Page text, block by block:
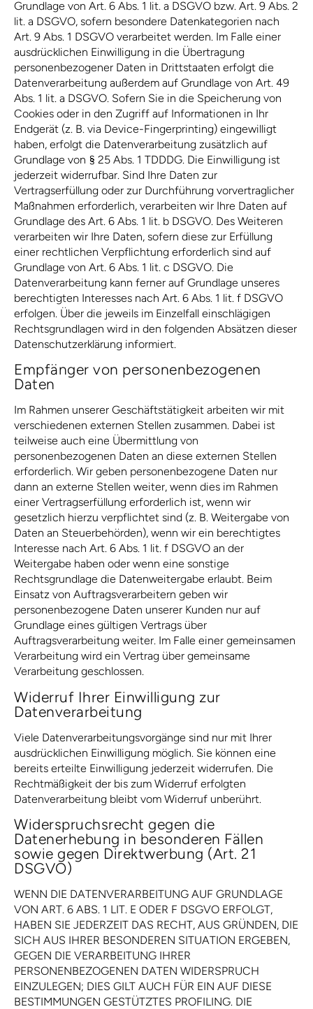
Grundlage von Art. 6 Abs. 1 lit. a DSGVO bzw. Art. 9 Abs. 2
lit. a DSGVO, sofern besondere Datenkategorien nach
Art. 9 Abs. 1 DSGVO verarbeitet werden. Im Falle einer
ausdrücklichen Einwilligung in die Übertragung
personenbezogener Daten in Drittstaaten erfolgt die
Datenverarbeitung außerdem auf Grundlage von Art. 49
Abs. 1 lit. a DSGVO. Sofern Sie in die Speicherung von
Cookies oder in den Zugriff auf Informationen in Ihr
Endgerät (z. B. via Device-Fingerprinting) eingewilligt
haben, erfolgt die Datenverarbeitung zusätzlich auf
Grundlage von § 25 Abs. 1 TDDDG. Die Einwilligung ist
jederzeit widerrufbar. Sind Ihre Daten zur
Vertragserfüllung oder zur Durchführung vorvertraglicher
Maßnahmen erforderlich, verarbeiten wir Ihre Daten auf
Grundlage des Art. 6 Abs. 1 lit. b DSGVO. Des Weiteren
verarbeiten wir Ihre Daten, sofern diese zur Erfüllung
einer rechtlichen Verpflichtung erforderlich sind auf
Grundlage von Art. 6 Abs. 1 lit. c DSGVO. Die
Datenverarbeitung kann ferner auf Grundlage unseres
berechtigten Interesses nach Art. 6 Abs. 1 lit. f DSGVO
erfolgen. Über die jeweils im Einzelfall einschlägigen
Rechtsgrundlagen wird in den folgenden Absätzen dieser
Datenschutzerklärung informiert.
Empfänger von personenbezogenen
Daten
Im Rahmen unserer Geschäftstätigkeit arbeiten wir mit
verschiedenen externen Stellen zusammen. Dabei ist
teilweise auch eine Übermittlung von
personenbezogenen Daten an diese externen Stellen
erforderlich. Wir geben personenbezogene Daten nur
dann an externe Stellen weiter, wenn dies im Rahmen
einer Vertragserfüllung erforderlich ist, wenn wir
gesetzlich hierzu verpflichtet sind (z. B. Weitergabe von
Daten an Steuerbehörden), wenn wir ein berechtigtes
Interesse nach Art. 6 Abs. 1 lit. f DSGVO an der
Weitergabe haben oder wenn eine sonstige
Rechtsgrundlage die Datenweitergabe erlaubt. Beim
Einsatz von Auftragsverarbeitern geben wir
personenbezogene Daten unserer Kunden nur auf
Grundlage eines gültigen Vertrags über
Auftragsverarbeitung weiter. Im Falle einer gemeinsamen
Verarbeitung wird ein Vertrag über gemeinsame
Verarbeitung geschlossen.
Widerruf Ihrer Einwilligung zur
Datenverarbeitung
Viele Datenverarbeitungsvorgänge sind nur mit Ihrer
ausdrücklichen Einwilligung möglich. Sie können eine
bereits erteilte Einwilligung jederzeit widerrufen. Die
Rechtmäßigkeit der bis zum Widerruf erfolgten
Datenverarbeitung bleibt vom Widerruf unberührt.
Widerspruchsrecht gegen die
Datenerhebung in besonderen Fällen
sowie gegen Direktwerbung (Art. 21
DSGVO)
WENN DIE DATENVERARBEITUNG AUF GRUNDLAGE
VON ART. 6 ABS. 1 LIT. E ODER F DSGVO ERFOLGT,
HABEN SIE JEDERZEIT DAS RECHT, AUS GRÜNDEN, DIE
SICH AUS IHRER BESONDEREN SITUATION ERGEBEN,
GEGEN DIE VERARBEITUNG IHRER
PERSONENBEZOGENEN DATEN WIDERSPRUCH
EINZULEGEN; DIES GILT AUCH FÜR EIN AUF DIESE
BESTIMMUNGEN GESTÜTZTES PROFILING. DIE